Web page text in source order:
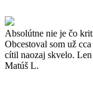
Absolútne nie je čo
Obcestoval som už
cítil naozaj skvelo.
Matúš L.